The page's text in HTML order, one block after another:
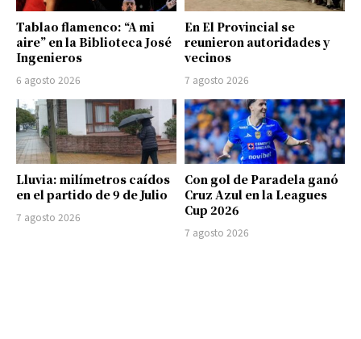
Tablao flamenco: “A mi
aire” en la Biblioteca José
Ingenieros
6 agosto 2026
En El Provincial se
reunieron autoridades y
vecinos
7 agosto 2026
Lluvia: milímetros caídos
en el partido de 9 de Julio
7 agosto 2026
Con gol de Paradela ganó
Cruz Azul en la Leagues
Cup 2026
7 agosto 2026